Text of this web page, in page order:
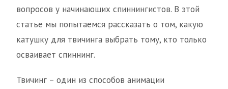
вопросов у начинающих спиннингистов. В этой
статье мы попытаемся рассказать о том, какую
катушку для твичинга выбрать тому, кто только
осваивает спиннинг.
Твичинг – один из способов анимации